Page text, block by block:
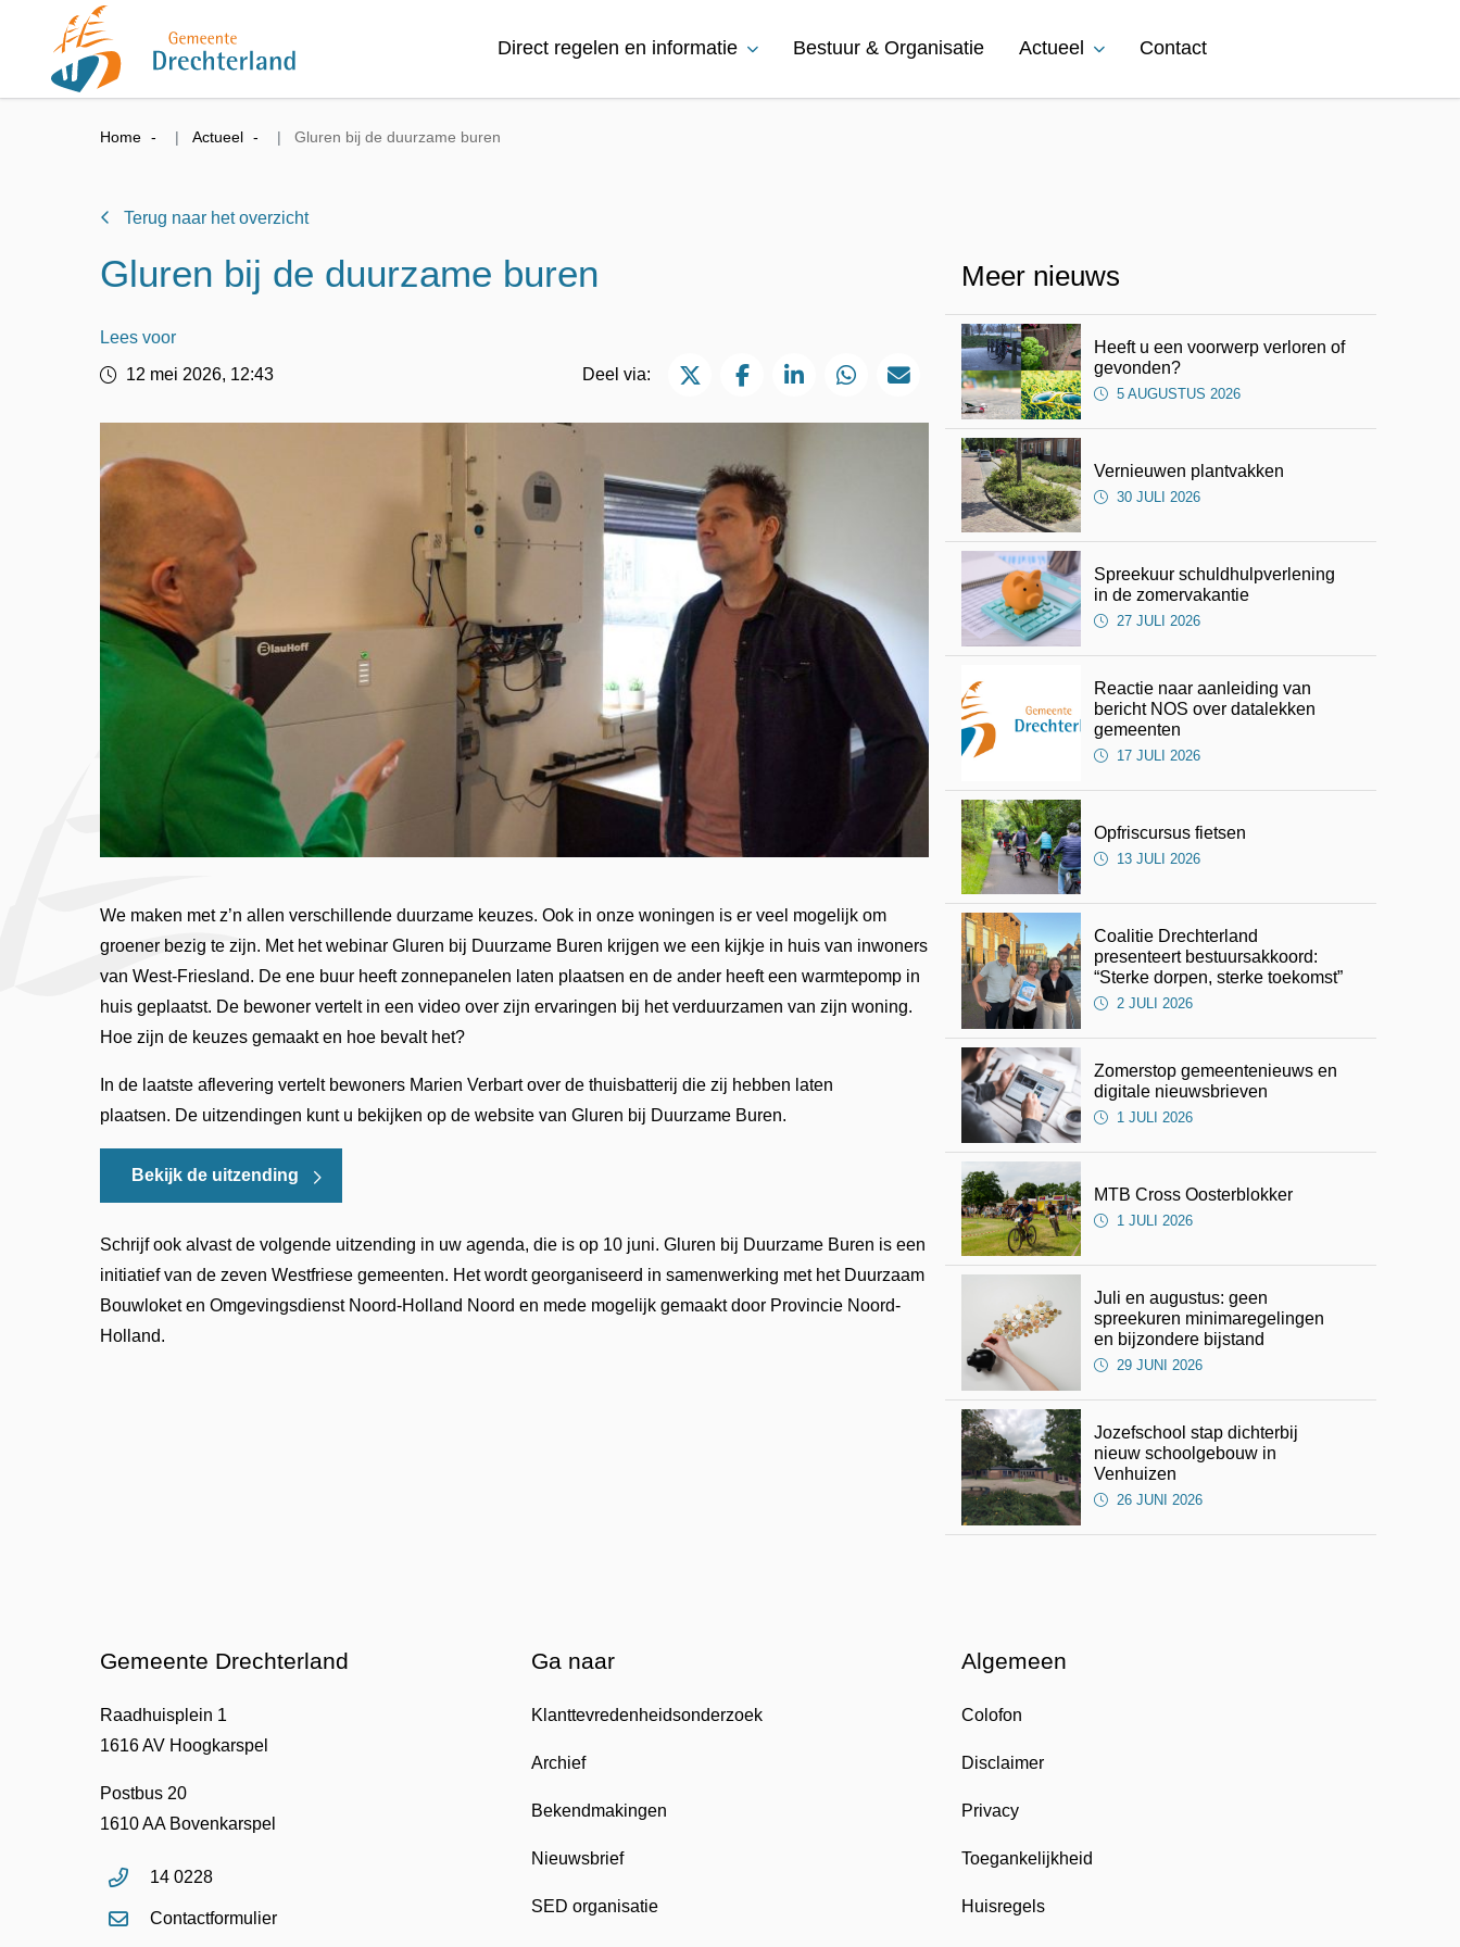
Direct regelen en informatie Bestuur & Organisatie Actueel Contact
Home Actueel Gluren bij de duurzame buren
Terug naar het overzicht
Gluren bij de duurzame buren
Lees voor
12 mei 2026, 12:43
Deel via: Deel via Twitter
Deel via Facebook
Deel via LinkedIn
Deel via WhatsApp
Deel via Mail
We maken met z’n allen verschillende duurzame keuzes. Ook in onze woningen is er veel mogelijk om
groener bezig te zijn. Met het webinar Gluren bij Duurzame Buren krijgen we een kijkje in huis van inwoners
van West-Friesland. De ene buur heeft zonnepanelen laten plaatsen en de ander heeft een warmtepomp in
huis geplaatst. De bewoner vertelt in een video over zijn ervaringen bij het verduurzamen van zijn woning.
Hoe zijn de keuzes gemaakt en hoe bevalt het?
In de laatste aflevering vertelt bewoners Marien Verbart over de thuisbatterij die zij hebben laten
plaatsen. De uitzendingen kunt u bekijken op de website van Gluren bij Duurzame Buren.
Bekijk de uitzending
Schrijf ook alvast de volgende uitzending in uw agenda, die is op 10 juni. Gluren bij Duurzame Buren is een
initiatief van de zeven Westfriese gemeenten. Het wordt georganiseerd in samenwerking met het Duurzaam
Bouwloket en Omgevingsdienst Noord-Holland Noord en mede mogelijk gemaakt door Provincie Noord-
Holland.
Meer nieuws
Heeft u een voorwerp verloren of
gevonden?
5 AUGUSTUS 2026
Vernieuwen plantvakken
30 JULI 2026
Spreekuur schuldhulpverlening
in de zomervakantie
27 JULI 2026
Reactie naar aanleiding van
bericht NOS over datalekken
gemeenten
17 JULI 2026
Opfriscursus fietsen
13 JULI 2026
Coalitie Drechterland
presenteert bestuursakkoord:
“Sterke dorpen, sterke toekomst”
2 JULI 2026
Zomerstop gemeentenieuws en
digitale nieuwsbrieven
1 JULI 2026
MTB Cross Oosterblokker
1 JULI 2026
Juli en augustus: geen
spreekuren minimaregelingen
en bijzondere bijstand
29 JUNI 2026
Jozefschool stap dichterbij
nieuw schoolgebouw in
Venhuizen
26 JUNI 2026
Gemeente Drechterland
Raadhuisplein 1
1616 AV Hoogkarspel
Postbus 20
1610 AA Bovenkarspel
14 0228
Contactformulier
Ga naar
Klanttevredenheidsonderzoek
Archief
Bekendmakingen
Nieuwsbrief
SED organisatie
Algemeen
Colofon
Disclaimer
Privacy
Toegankelijkheid
Huisregels